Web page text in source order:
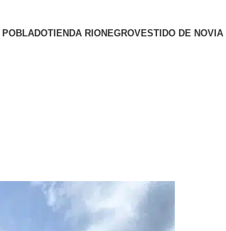
TIENDA RIONEGROVESTIDO DE NOVIA